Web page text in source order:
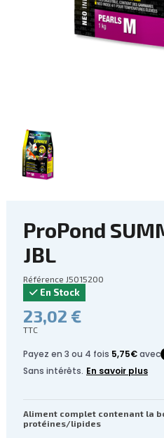
ProPond
JBL
Référence J5015200
En Stock
23,02 €
TTC
Aliment complet contenant la
protéines/lipides